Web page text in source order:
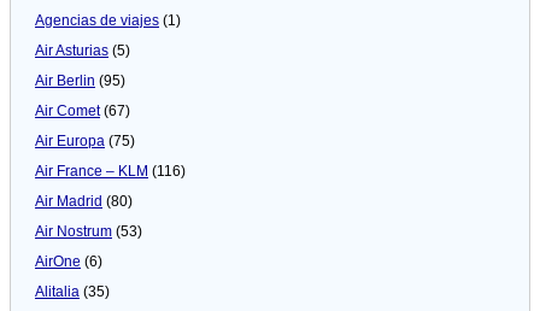
Agencias de viajes (1)
Air Asturias (5)
Air Berlin (95)
Air Comet(67)
Air Europa (75)
Air France – KLM (116)
Air Madrid (80)
Air Nostrum (53)
AirOne (6)
Alitalia (35)